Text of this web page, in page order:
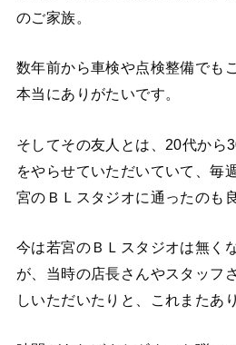
のご家族。
数年前から車検や点検整備でも
本当にありがたいです。
そしてその友人とは、20代から
をやらせていただいていて、毎
宮のＢＬスタジオに通ったのも
今は若宮のＢＬスタジオは無く
が、当時の店長さんやスタッフ
しいただいたりと、これまたあ